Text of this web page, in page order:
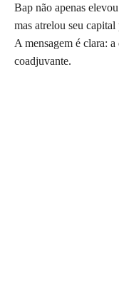
Bap não apenas
mas atrelou seu
A mensagem é clara:
coadjuvante.